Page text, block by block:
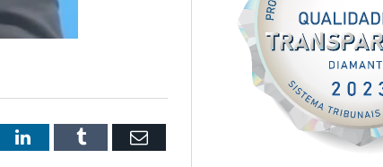
LinkedInTumblr Email